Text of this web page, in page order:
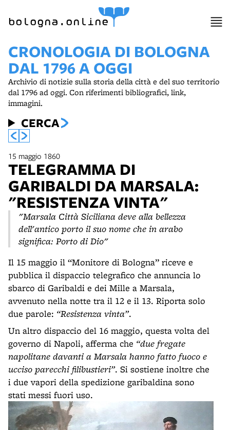
bologna.online
CRONOLOGIA DI BOLOGNA
DAL 1796 A OGGI
Archivio di notizie sulla storia della città e del suo territorio
dal 1796 ad oggi. Con riferimenti bibliografici, link,
immagini.
CERCA
15 maggio 1860
TELEGRAMMA DI
GARIBALDI DA MARSALA:
"RESISTENZA VINTA"
"Marsala Città Siciliana deve alla bellezza
dell'antico porto il suo nome che in arabo
significa: Porto di Dio"
Il 15 maggio il “Monitore di Bologna” riceve e
pubblica il dispaccio telegrafico che annuncia lo
sbarco di Garibaldi e dei Mille a Marsala,
avvenuto nella notte tra il 12 e il 13. Riporta solo
due parole: “Resistenza vinta”.
Un altro dispaccio del 16 maggio, questa volta del
governo di Napoli, afferma che “due fregate
napolitane davanti a Marsala hanno fatto fuoco e
ucciso parecchi filibustieri”. Si sostiene inoltre che
i due vapori della spedizione garibaldina sono
stati messi fuori uso.